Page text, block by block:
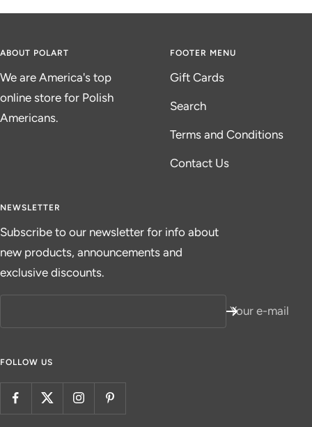
ABOUT POLART
We are America's top
online store for Polish
Americans.
FOOTER MENU
Gift Cards
Search
Terms and Conditions
Contact Us
NEWSLETTER
Subscribe to our newsletter for info about
new products, announcements and
exclusive discounts.
Your e-mail
FOLLOW US